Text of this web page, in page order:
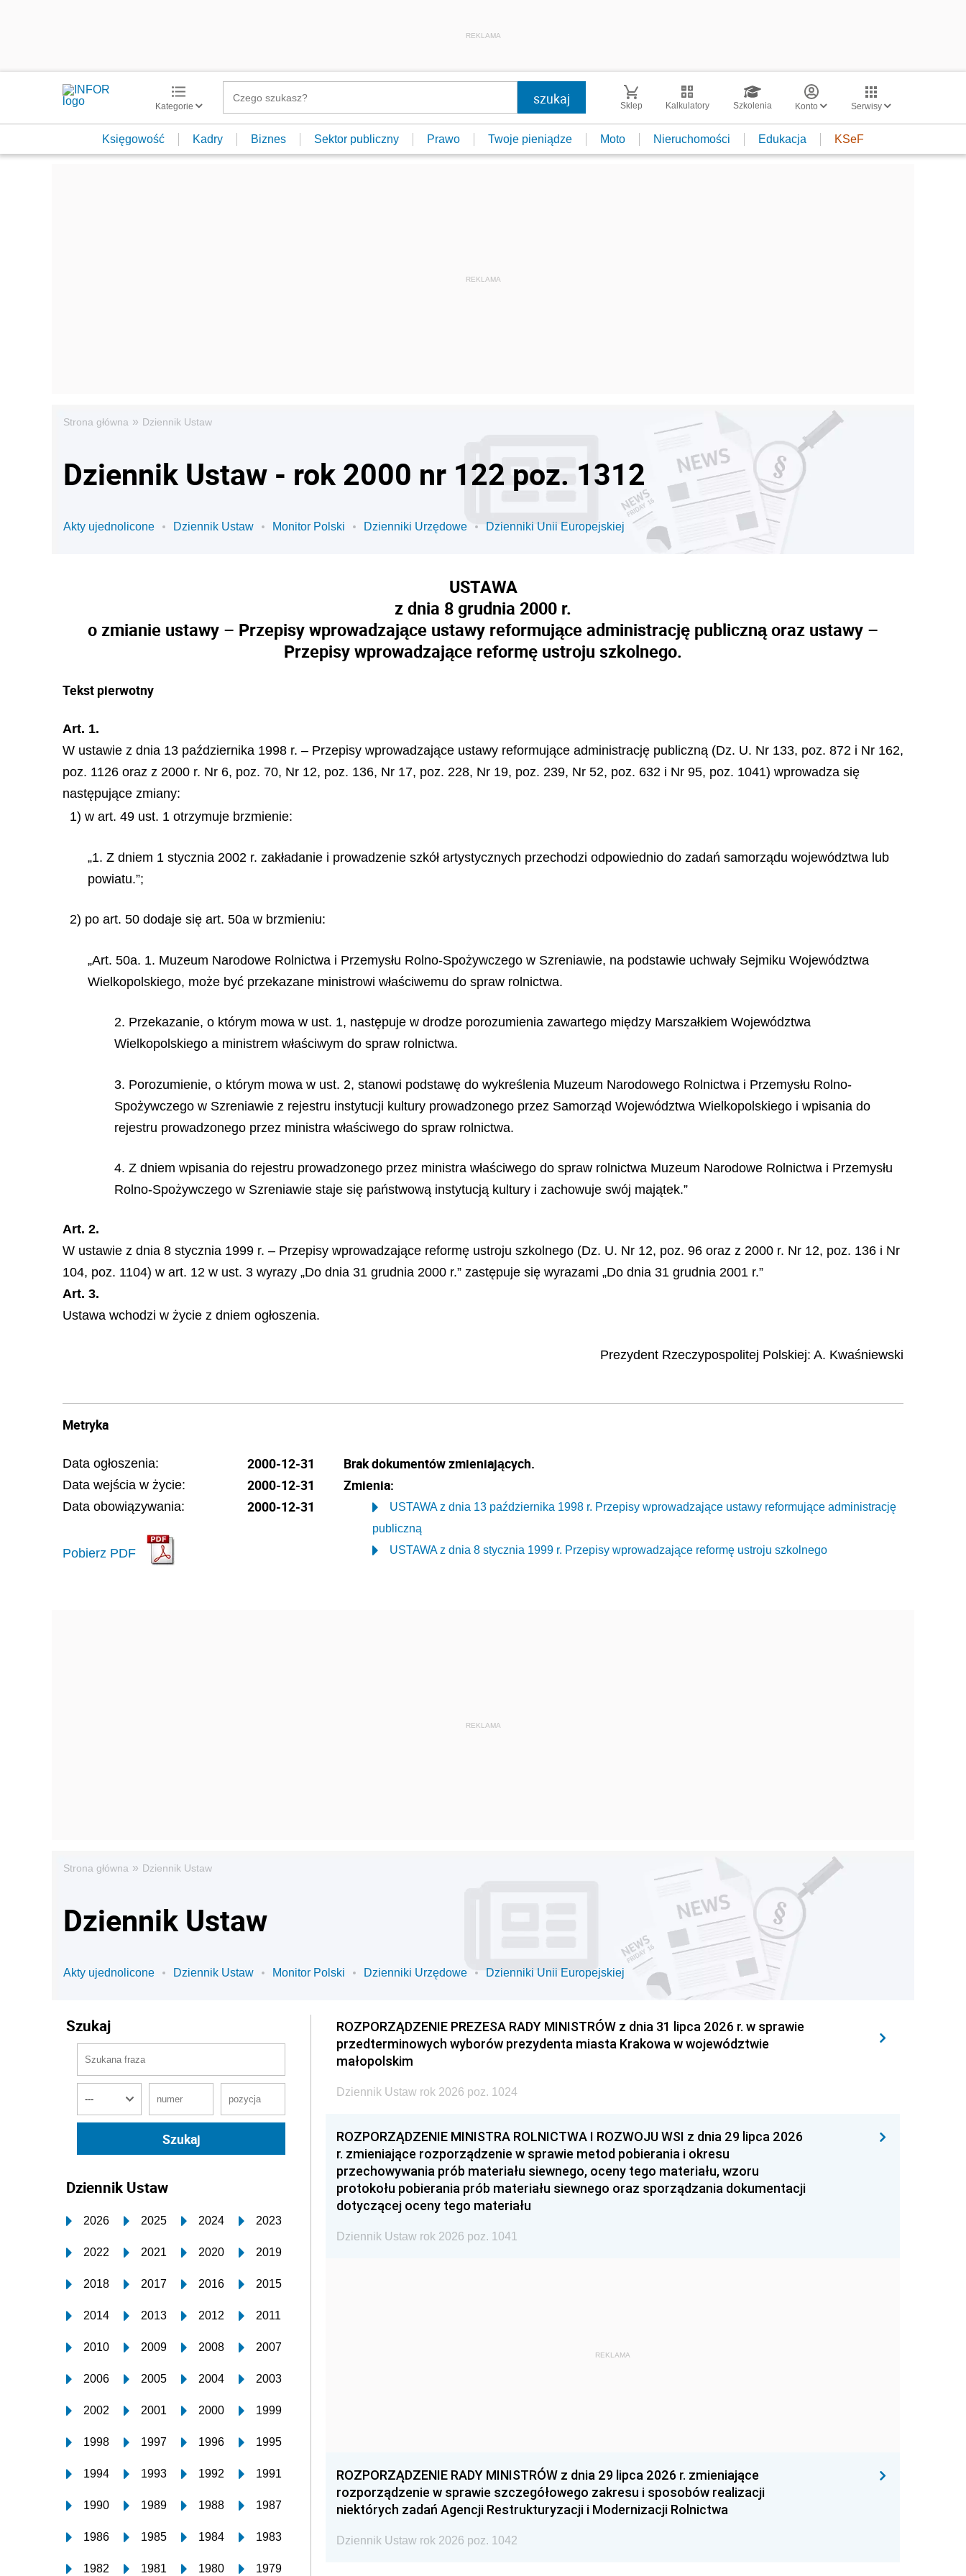
REKLAMA
Kategorie Sklep Kalkulatory Szkolenia Konto Serwisy
Księgowość Kadry Biznes Sektor publiczny Prawo Twoje pieniądze Moto Nieruchomości Edukacja KSeF
Strona główna » Dziennik Ustaw
Dziennik Ustaw - rok 2000 nr 122 poz. 1312
Akty ujednolicone Dziennik Ustaw Monitor Polski Dzienniki Urzędowe Dzienniki Unii Europejskiej
USTAWA
z dnia 8 grudnia 2000 r.
o zmianie ustawy – Przepisy wprowadzające ustawy reformujące administrację publiczną oraz ustawy –
Przepisy wprowadzające reformę ustroju szkolnego.
Tekst pierwotny
Art. 1.
W ustawie z dnia 13 października 1998 r. – Przepisy wprowadzające ustawy reformujące administrację publiczną (Dz. U. Nr 133, poz. 872 i Nr 162,
poz. 1126 oraz z 2000 r. Nr 6, poz. 70, Nr 12, poz. 136, Nr 17, poz. 228, Nr 19, poz. 239, Nr 52, poz. 632 i Nr 95, poz. 1041) wprowadza się
następujące zmiany:
1) w art. 49 ust. 1 otrzymuje brzmienie:
„1. Z dniem 1 stycznia 2002 r. zakładanie i prowadzenie szkół artystycznych przechodzi odpowiednio do zadań samorządu województwa lub
powiatu.”;
2) po art. 50 dodaje się art. 50a w brzmieniu:
„Art. 50a. 1. Muzeum Narodowe Rolnictwa i Przemysłu Rolno-Spożywczego w Szreniawie, na podstawie uchwały Sejmiku Województwa
Wielkopolskiego, może być przekazane ministrowi właściwemu do spraw rolnictwa.
2. Przekazanie, o którym mowa w ust. 1, następuje w drodze porozumienia zawartego między Marszałkiem Województwa
Wielkopolskiego a ministrem właściwym do spraw rolnictwa.
3. Porozumienie, o którym mowa w ust. 2, stanowi podstawę do wykreślenia Muzeum Narodowego Rolnictwa i Przemysłu Rolno-
Spożywczego w Szreniawie z rejestru instytucji kultury prowadzonego przez Samorząd Województwa Wielkopolskiego i wpisania do
rejestru prowadzonego przez ministra właściwego do spraw rolnictwa.
4. Z dniem wpisania do rejestru prowadzonego przez ministra właściwego do spraw rolnictwa Muzeum Narodowe Rolnictwa i Przemysłu
Rolno-Spożywczego w Szreniawie staje się państwową instytucją kultury i zachowuje swój majątek.”
Art. 2.
W ustawie z dnia 8 stycznia 1999 r. – Przepisy wprowadzające reformę ustroju szkolnego (Dz. U. Nr 12, poz. 96 oraz z 2000 r. Nr 12, poz. 136 i Nr
104, poz. 1104) w art. 12 w ust. 3 wyrazy „Do dnia 31 grudnia 2000 r.” zastępuje się wyrazami „Do dnia 31 grudnia 2001 r.”
Art. 3.
Ustawa wchodzi w życie z dniem ogłoszenia.
Prezydent Rzeczypospolitej Polskiej: A. Kwaśniewski
Metryka
Data ogłoszenia: 2000-12-31
Data wejścia w życie: 2000-12-31
Data obowiązywania: 2000-12-31
Pobierz PDF
Brak dokumentów zmieniających.
Zmienia:
USTAWA z dnia 13 października 1998 r. Przepisy wprowadzające ustawy reformujące administrację
publiczną
USTAWA z dnia 8 stycznia 1999 r. Przepisy wprowadzające reformę ustroju szkolnego
Strona główna » Dziennik Ustaw
Dziennik Ustaw
Akty ujednolicone Dziennik Ustaw Monitor Polski Dzienniki Urzędowe Dzienniki Unii Europejskiej
Szukaj
Dziennik Ustaw
2026 2025 2024 2023
2022 2021 2020 2019
2018 2017 2016 2015
2014 2013 2012 2011
2010 2009 2008 2007
2006 2005 2004 2003
2002 2001 2000 1999
1998 1997 1996 1995
1994 1993 1992 1991
1990 1989 1988 1987
1986 1985 1984 1983
1982 1981 1980 1979
ROZPORZĄDZENIE PREZESA RADY MINISTRÓW z dnia 31 lipca 2026 r. w sprawie
przedterminowych wyborów prezydenta miasta Krakowa w województwie
małopolskim
Dziennik Ustaw rok 2026 poz. 1024
ROZPORZĄDZENIE MINISTRA ROLNICTWA I ROZWOJU WSI z dnia 29 lipca 2026
r. zmieniające rozporządzenie w sprawie metod pobierania i okresu
przechowywania prób materiału siewnego, oceny tego materiału, wzoru
protokołu pobierania prób materiału siewnego oraz sporządzania dokumentacji
dotyczącej oceny tego materiału
Dziennik Ustaw rok 2026 poz. 1041
REKLAMA
ROZPORZĄDZENIE RADY MINISTRÓW z dnia 29 lipca 2026 r. zmieniające
rozporządzenie w sprawie szczegółowego zakresu i sposobów realizacji
niektórych zadań Agencji Restrukturyzacji i Modernizacji Rolnictwa
Dziennik Ustaw rok 2026 poz. 1042